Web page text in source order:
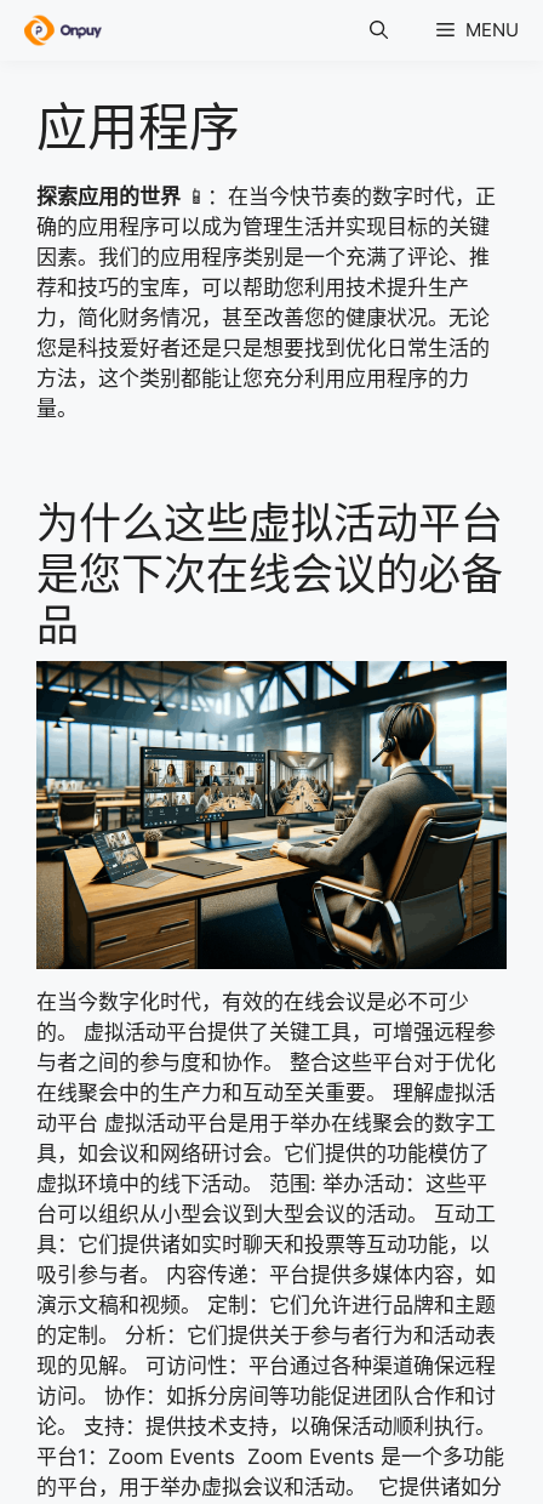
Skip
MENU
应用程序
探索应用的世界 📱：在当今快节奏的数字时代，正
确的应用程序可以成为管理生活并实现目标的关键
因素。我们的应用程序类别是一个充满了评论、推
荐和技巧的宝库，可以帮助您利用技术提升生产
力，简化财务情况，甚至改善您的健康状况。无论
您是科技爱好者还是只是想要找到优化日常生活的
方法，这个类别都能让您充分利用应用程序的力
量。
为什么这些虚拟活动平台
是您下次在线会议的必备
品
在当今数字化时代，有效的在线会议是必不可少
的。 虚拟活动平台提供了关键工具，可增强远程参
与者之间的参与度和协作。 整合这些平台对于优化
在线聚会中的生产力和互动至关重要。 理解虚拟活
动平台 虚拟活动平台是用于举办在线聚会的数字工
具，如会议和网络研讨会。它们提供的功能模仿了
虚拟环境中的线下活动。 范围: 举办活动：这些平
台可以组织从小型会议到大型会议的活动。 互动工
具：它们提供诸如实时聊天和投票等互动功能，以
吸引参与者。 内容传递：平台提供多媒体内容，如
演示文稿和视频。 定制：它们允许进行品牌和主题
的定制。 分析：它们提供关于参与者行为和活动表
现的见解。 可访问性：平台通过各种渠道确保远程
访问。 协作：如拆分房间等功能促进团队合作和讨
论。 支持：提供技术支持，以确保活动顺利执行。
平台1：Zoom Events Zoom Events 是一个多功能
的平台，用于举办虚拟会议和活动。 它提供诸如分